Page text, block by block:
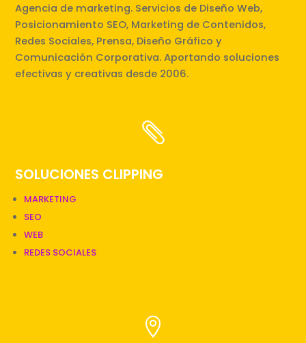
Agencia de marketing. Servicios de Diseño Web,
Posicionamiento SEO, Marketing de Contenidos,
Redes Sociales, Prensa, Diseño Gráfico y
Comunicación Corporativa. Aportando soluciones
efectivas y creativas desde 2006.

SOLUCIONES CLIPPING
MARKETING
SEO
WEB
REDES SOCIALES
